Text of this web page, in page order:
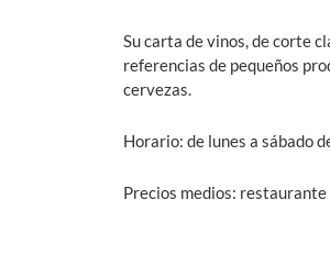
Su carta de vinos, de corte
referencias de pequeños
cervezas.
Horario: de lunes a sábado
Precios medios: